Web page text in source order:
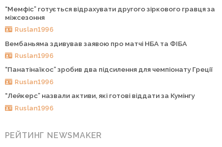
“Мемфіс” готується відрахувати другого зіркового гравця за
міжсезоння
Ruslan1996
Вембаньяма здивував заявою про матчі НБА та ФІБА
Ruslan1996
“Панатінаїкос” зробив два підсилення для чемпіонату Греції
Ruslan1996
“Лейкерс” назвали активи, які готові віддати за Кумінгу
Ruslan1996
РЕЙТИНГ NEWSMAKER